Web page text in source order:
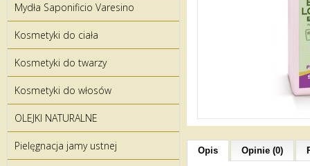
Mydła Saponificio Varesino
Kosmetyki do ciała
Kosmetyki do twarzy
Kosmetyki do włosów
OLEJKI NATURALNE
Pielęgnacja jamy ustnej Opis Opinie (0)